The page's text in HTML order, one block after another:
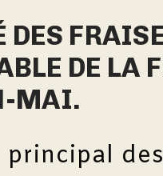
DE LA
MAI.